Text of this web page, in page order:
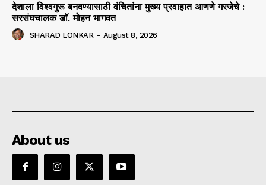
देशाला विश्वगुरू बनवण्यासाठी वंचितांना मुख्य प्रवाहात आणणे गरजेचे :
सरसंघचालक डाॅ. मोहन भागवत
SHARAD LONKAR - August 8, 2026
About us